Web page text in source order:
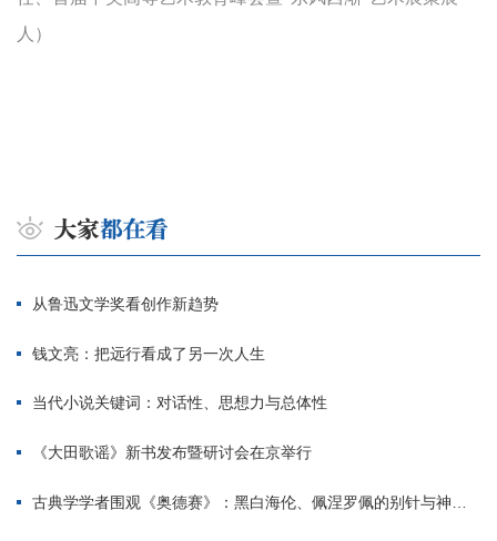
人）
从鲁迅文学奖看创作新趋势
钱文亮：把远行看成了另一次人生
当代小说关键词：对话性、思想力与总体性
《大田歌谣》新书发布暨研讨会在京举行
古典学学者围观《奥德赛》：黑白海伦、佩涅罗佩的别针与神秘入侵者